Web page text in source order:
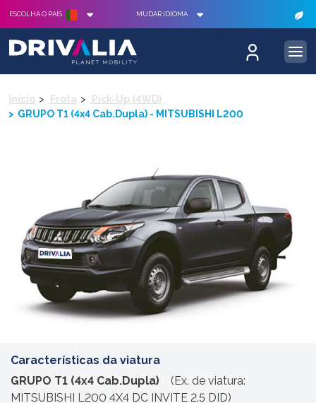
ESCOLHA O PAÍS MUDAR IDIOMA
Início Frota
Pick-Up (4WD)
GRUPO T1 (4x4 Cab.Dupla) - MITSUBISHI L200
Características da viatura
GRUPO T1 (4x4 Cab.Dupla)
(Ex. de viatura:
MITSUBISHI L200 4X4 DC INVITE 2.5 DID)